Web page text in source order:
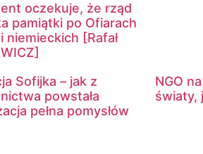
oczekuje, że rząd
pamiątki po Ofiarach
niemieckich [Rafał
Sofijka – jak z
powstała
pełna pomysłów
NGO
światy,